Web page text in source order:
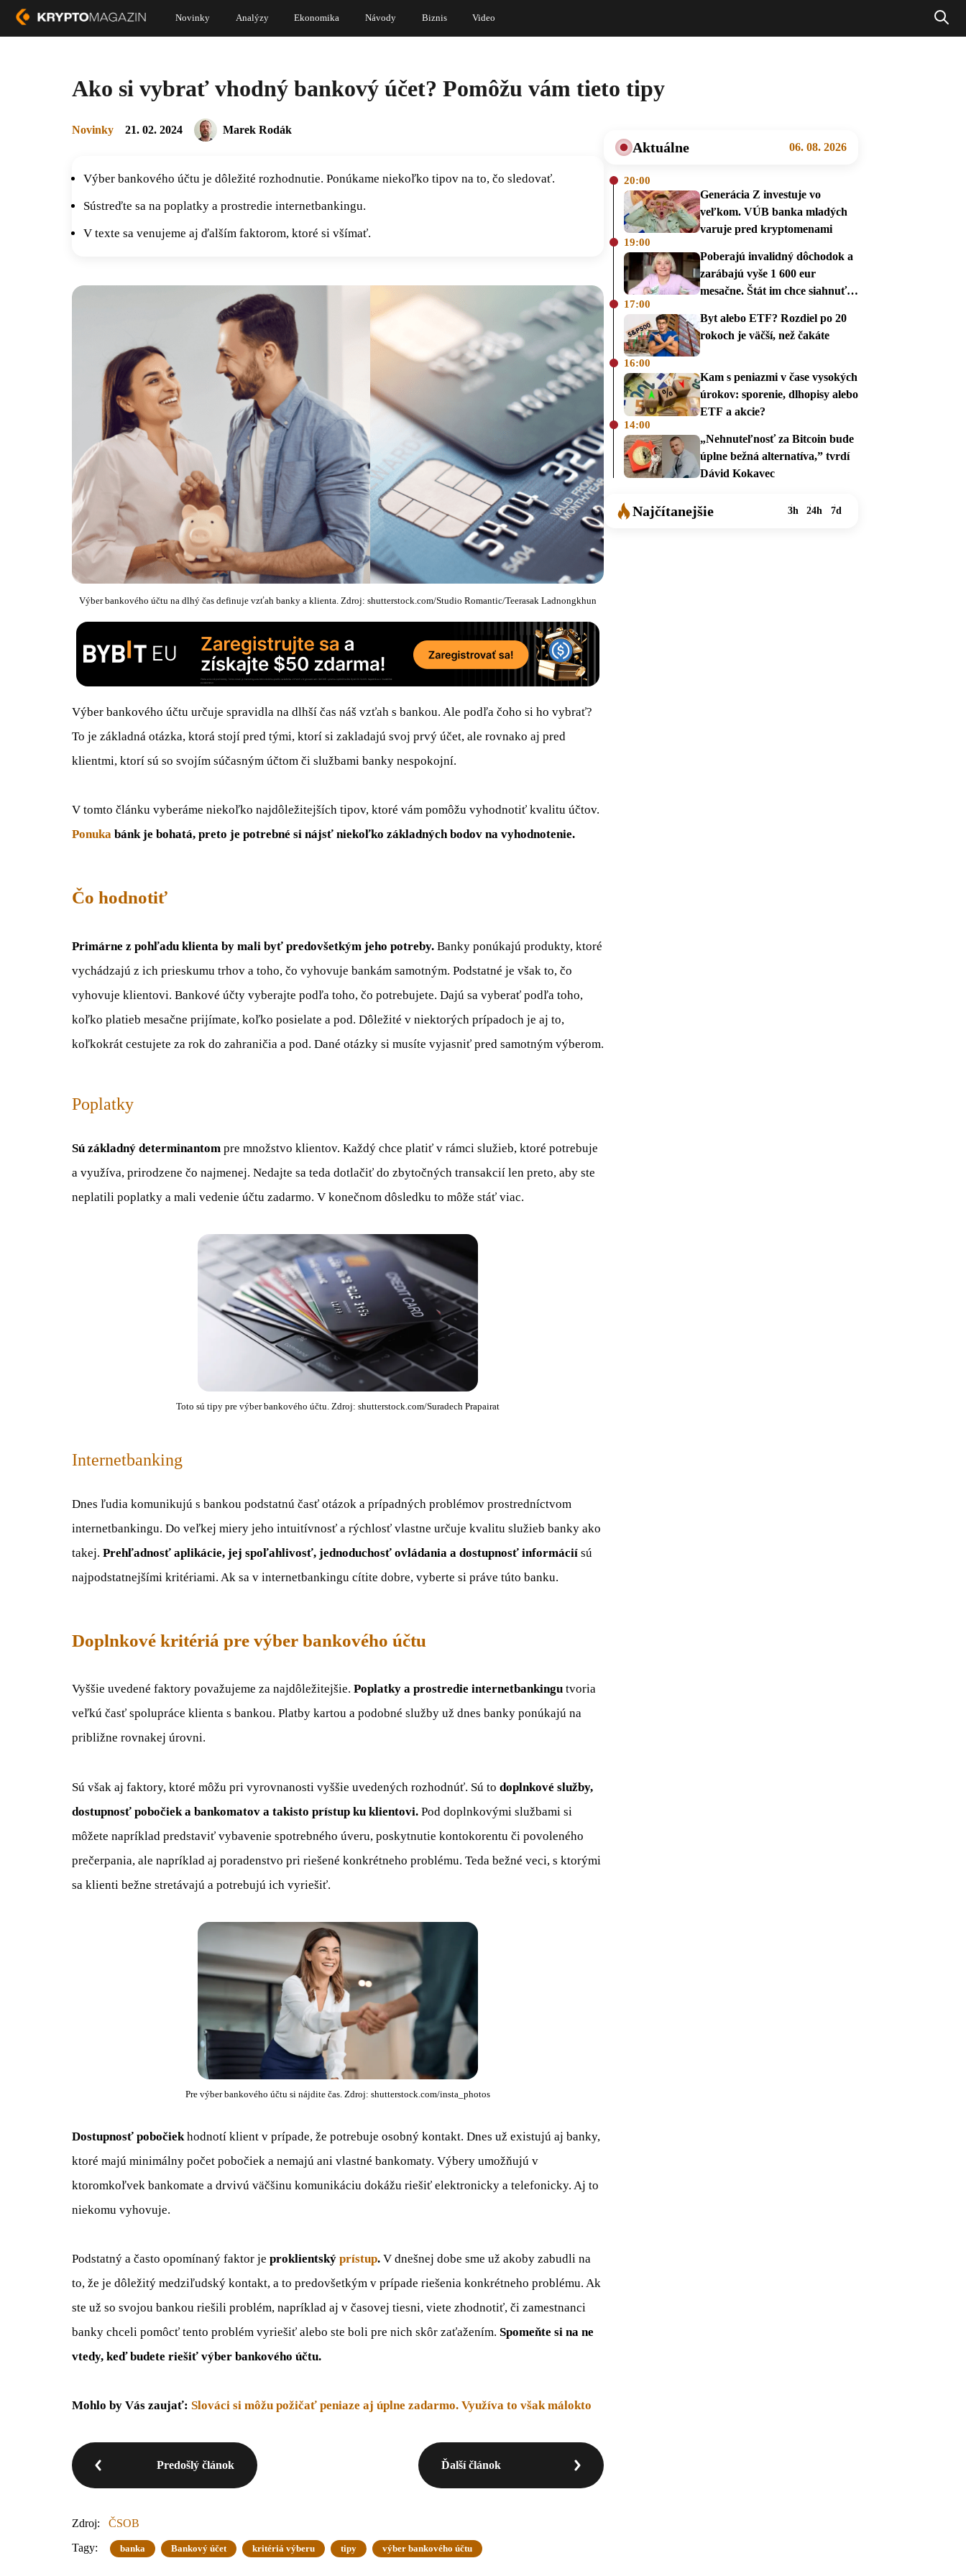
Novinky Analýzy Ekonomika Návody Biznis Video
Ako si vybrať vhodný bankový účet? Pomôžu vám tieto tipy
Novinky 21. 02. 2024 Marek Rodák
Výber bankového účtu je dôležité rozhodnutie. Ponúkame niekoľko tipov na to, čo sledovať.
Sústreďte sa na poplatky a prostredie internetbankingu.
V texte sa venujeme aj ďalším faktorom, ktoré si všímať.
Výber bankového účtu na dlhý čas definuje vzťah banky a klienta. Zdroj: shutterstock.com/Studio Romantic/Teerasak Ladnongkhun
Výber bankového účtu určuje spravidla na dlhší čas náš vzťah s bankou. Ale podľa čoho si ho vybrať?
To je základná otázka, ktorá stojí pred tými, ktorí si zakladajú svoj prvý účet, ale rovnako aj pred
klientmi, ktorí sú so svojím súčasným účtom či službami banky nespokojní.
V tomto článku vyberáme niekoľko najdôležitejších tipov, ktoré vám pomôžu vyhodnotiť kvalitu účtov.
Ponuka bánk je bohatá, preto je potrebné si nájsť niekoľko základných bodov na vyhodnotenie.
Čo hodnotiť
Primárne z pohľadu klienta by mali byť predovšetkým jeho potreby. Banky ponúkajú produkty, ktoré
vychádzajú z ich prieskumu trhov a toho, čo vyhovuje bankám samotným. Podstatné je však to, čo
vyhovuje klientovi. Bankové účty vyberajte podľa toho, čo potrebujete. Dajú sa vyberať podľa toho,
koľko platieb mesačne prijímate, koľko posielate a pod. Dôležité v niektorých prípadoch je aj to,
koľkokrát cestujete za rok do zahraničia a pod. Dané otázky si musíte vyjasniť pred samotným výberom.
Poplatky
Sú základný determinantom pre množstvo klientov. Každý chce platiť v rámci služieb, ktoré potrebuje
a využíva, prirodzene čo najmenej. Nedajte sa teda dotlačiť do zbytočných transakcií len preto, aby ste
neplatili poplatky a mali vedenie účtu zadarmo. V konečnom dôsledku to môže stáť viac.
Toto sú tipy pre výber bankového účtu. Zdroj: shutterstock.com/Suradech Prapairat
Internetbanking
Dnes ľudia komunikujú s bankou podstatnú časť otázok a prípadných problémov prostredníctvom
internetbankingu. Do veľkej miery jeho intuitívnosť a rýchlosť vlastne určuje kvalitu služieb banky ako
takej. Prehľadnosť aplikácie, jej spoľahlivosť, jednoduchosť ovládania a dostupnosť informácií sú
najpodstatnejšími kritériami. Ak sa v internetbankingu cítite dobre, vyberte si práve túto banku.
Doplnkové kritériá pre výber bankového účtu
Vyššie uvedené faktory považujeme za najdôležitejšie. Poplatky a prostredie internetbankingu tvoria
veľkú časť spolupráce klienta s bankou. Platby kartou a podobné služby už dnes banky ponúkajú na
približne rovnakej úrovni.
Sú však aj faktory, ktoré môžu pri vyrovnanosti vyššie uvedených rozhodnúť. Sú to doplnkové služby,
dostupnosť pobočiek a bankomatov a takisto prístup ku klientovi. Pod doplnkovými službami si
môžete napríklad predstaviť vybavenie spotrebného úveru, poskytnutie kontokorentu či povoleného
prečerpania, ale napríklad aj poradenstvo pri riešené konkrétneho problému. Teda bežné veci, s ktorými
sa klienti bežne stretávajú a potrebujú ich vyriešiť.
Pre výber bankového účtu si nájdite čas. Zdroj: shutterstock.com/insta_photos
Dostupnosť pobočiekhodnotí klient v prípade, že potrebuje osobný kontakt. Dnes už existujú aj banky,
ktoré majú minimálny počet pobočiek a nemajú ani vlastné bankomaty. Výbery umožňujú v
ktoromkoľvek bankomate a drvivú väčšinu komunikáciu dokážu riešiť elektronicky a telefonicky. Aj to
niekomu vyhovuje.
Podstatný a často opomínaný faktor je proklientský prístup. V dnešnej dobe sme už akoby zabudli na
to, že je dôležitý medziľudský kontakt, a to predovšetkým v prípade riešenia konkrétneho problému. Ak
ste už so svojou bankou riešili problém, napríklad aj v časovej tiesni, viete zhodnotiť, či zamestnanci
banky chceli pomôcť tento problém vyriešiť alebo ste boli pre nich skôr zaťažením. Spomeňte si na ne
vtedy, keď budete riešiť výber bankového účtu.
Mohlo by Vás zaujať: Slováci si môžu požičať peniaze aj úplne zadarmo. Využíva to však málokto
Predošlý článok Ďalší článok
Zdroj:
ČSOB
Tagy:
banka Bankový účet kritériá výberu tipy výber bankového účtu
Aktuálne 06. 08. 2026
20:00
Generácia Z investuje vo
veľkom. VÚB banka mladých
varuje pred kryptomenami
19:00
Poberajú invalidný dôchodok a
zarábajú vyše 1 600 eur
mesačne. Štát im chce siahnuť
17:00
Byt alebo ETF? Rozdiel po 20
rokoch je väčší, než čakáte
16:00
Kam s peniazmi v čase vysokých
úrokov: sporenie, dlhopisy alebo
ETF a akcie?
14:00
„Nehnuteľnosť za Bitcoin bude
úplne bežná alternatíva,” tvrdí
Dávid Kokavec
Najčítanejšie 3h 24h 7d